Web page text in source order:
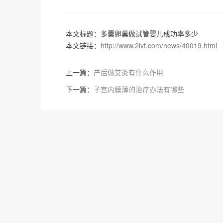
本文标题：多囊卵巢做试管婴儿成功率多少
本文链接： http://www.2ivf.com/news/40019.html
上一篇： 产后做艾灸有什么作用
下一篇： 子宫内膜薄的治疗办法有哪些